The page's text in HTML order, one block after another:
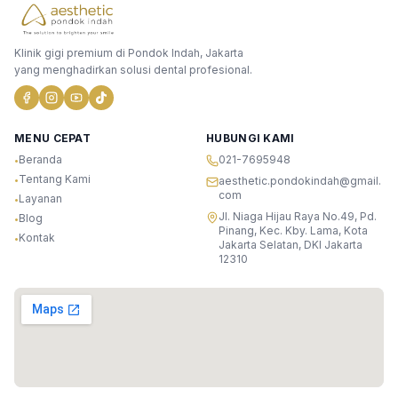
Klinik gigi premium di Pondok Indah, Jakarta
yang menghadirkan solusi dental profesional.
MENU CEPAT
•Beranda
•Tentang Kami
•Layanan
•Blog
•Kontak
HUBUNGI KAMI
021-7695948
aesthetic.pondokindah@gmail.
com
Jl. Niaga Hijau Raya No.49, Pd.
Pinang, Kec. Kby. Lama, Kota
Jakarta Selatan, DKI Jakarta
12310